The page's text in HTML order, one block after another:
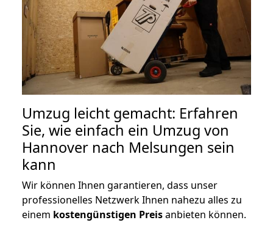
Umzug leicht gemacht: Erfahren
Sie, wie einfach ein Umzug von
Hannover nach Melsungen sein
kann
Wir können Ihnen garantieren, dass unser
professionelles Netzwerk Ihnen nahezu alles zu
einem kostengünstigen Preisanbieten können.